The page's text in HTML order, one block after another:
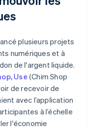
plusieurs projets
numériques et à
de l'argent liquide.
Use(Chim Shop
de recevoir de
avec l’application
à l’échelle
l'économie